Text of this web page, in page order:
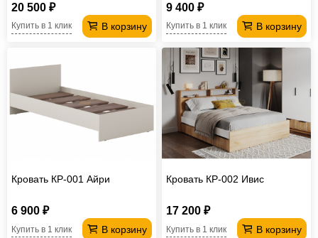
20 500 ₽
В корзину
Купить в 1 клик
9 400 ₽
В корзину
Купить в 1 клик
Кровать КР-001 Айри
6 900 ₽
В корзину
Купить в 1 клик
Кровать КР-002 Ивис
17 200 ₽
В корзину
Купить в 1 клик